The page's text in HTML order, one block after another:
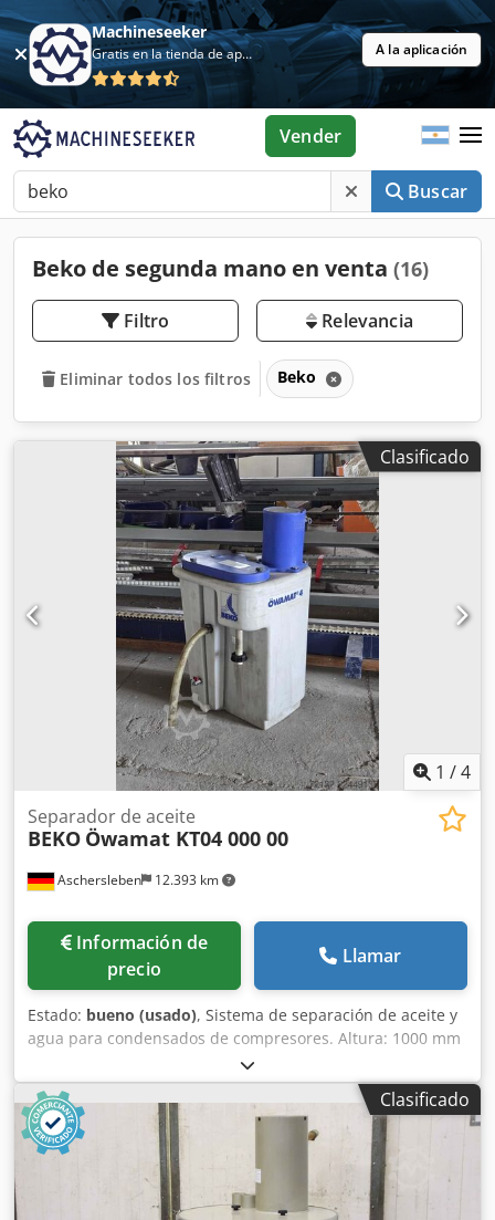
Machineseeker
Gratis en la tienda de aplicaciones A la aplicación
Buscar
Vender
Beko de segunda mano en venta (16)
Filtro Relevancia
Eliminar todos los filtros Beko
Clasificado
1 /4
Aschersleben 12.393 km
Separador de aceite
BEKO Öwamat KT04 000 00
Información de
precio
Llamar
Estado: bueno (usado), Sistema de separación de aceite y
agua para condensados de compresores. Altura: 1000 mm
Ancho: 500 mm Profundidad: 500 mm Peso propio:
aproximadamente 20 kg Dedpezqc Uvefx Aldswa Estado:
bueno, usado.
Clasificado